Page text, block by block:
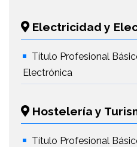
Electricidad y
Título Profesional
Electrónica
Hostelería y
Título Profesional